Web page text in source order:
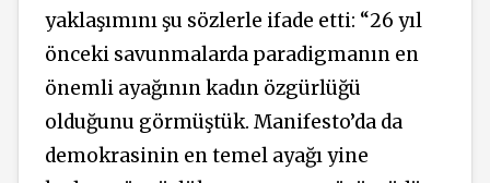
yaklaşımını şu sözlerle ifade etti: “26 yıl
önceki savunmalarda paradigmanın en
önemli ayağının kadın özgürlüğü
olduğunu görmüştük. Manifesto’da da
demokrasinin en temel ayağı yine